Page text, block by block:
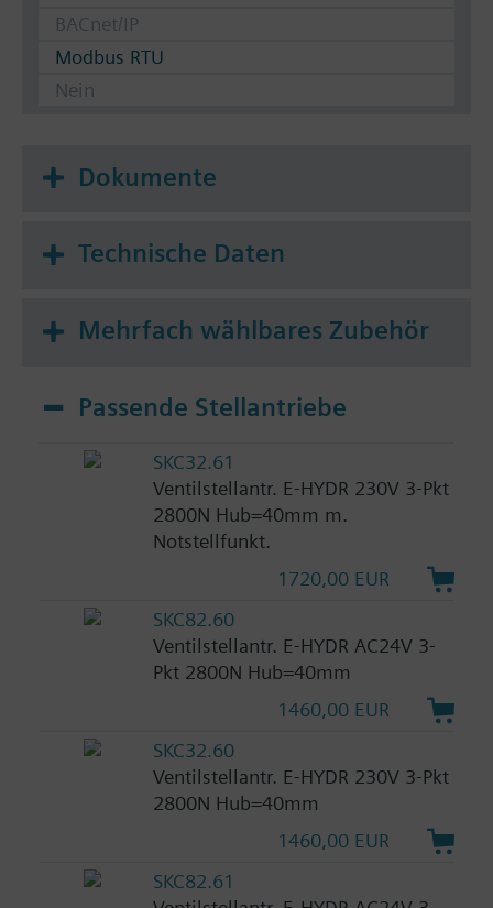
BACnet/IP
Modbus RTU
Nein
Dokumente
Technische Daten
Mehrfach wählbares Zubehör
Passende Stellantriebe
SKC32.61
Ventilstellantr. E-HYDR 230V 3-Pkt
2800N Hub=40mm m.
Notstellfunkt.
1720,00 EUR
SKC82.60
Ventilstellantr. E-HYDR AC24V 3-
Pkt 2800N Hub=40mm
1460,00 EUR
SKC32.60
Ventilstellantr. E-HYDR 230V 3-Pkt
2800N Hub=40mm
1460,00 EUR
SKC82.61